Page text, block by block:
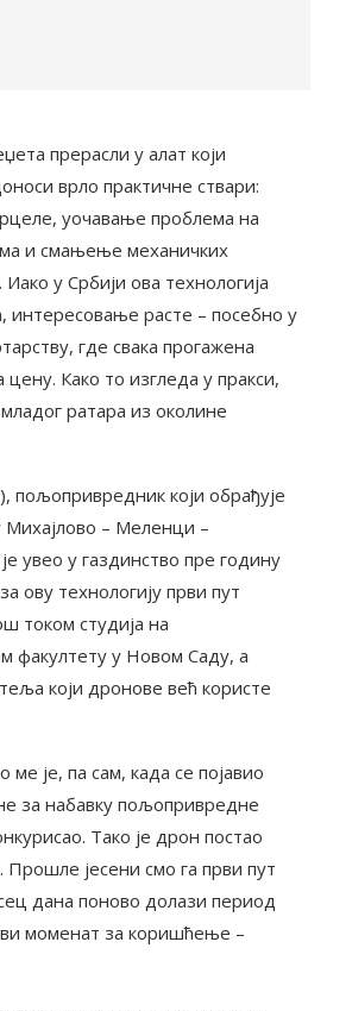
прерасли у алат који
врло практичне ствари:
уочавање проблема на
и смањење механичких
у Србији ова технологија
интересовање расте – посебно у
где свака прогажена
Како то изгледа у пракси,
ратара из околине
пољопривредник који обрађује
– Меленци –
увео у газдинство пре годину
ову технологију први пут
током студија на
факултету у Новом Саду, а
који дронове већ користе
ме је, па сам, када се појавио
за набавку пољопривредне
Тако је дрон постао
јесени смо га први пут
дана поново долази период
моменат за коришћење –